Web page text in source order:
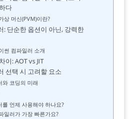
다
상 머신(PVM)이란?
: 단순한 옵션이 아닌, 강력한
썬 컴파일러 소개
이: AOT vs JIT
선택 시 고려할 요소
와 코딩의 미래
를 언제 사용해야 하나요?
일러가 가장 빠른가요?